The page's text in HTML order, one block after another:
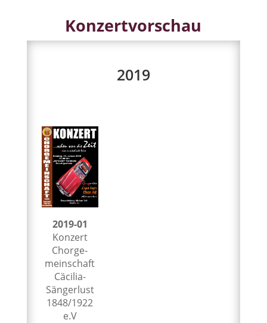
Konzertvorschau
2019
2019-01
Konz­ert
Chorge­
mein­schaft
Cäcil­ia-
Sänger­lust
1848/1922
e.V